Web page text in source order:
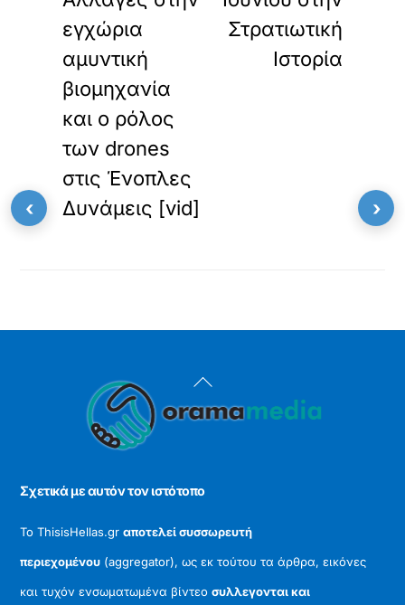
εγχώρια
αμυντική
βιομηχανία
και ο ρόλος
των drones
στις Ένοπλες
Δυνάμεις [vid]
Στρατιωτική
Ιστορία
Back
To
Σχετικά με αυτόν τον ιστότοπο
Το ThisisHellas.grαποτελεί συσσωρευτή
περιεχομένου (aggregator), ως εκ τούτου τα άρθρα, εικόνες
και τυχόν ενσωματωμένα βίντεοσυλλεγονται και
‹ ›